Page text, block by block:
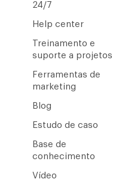
24/7
Help center
Treinamento e
suporte a projetos
Ferramentas de
marketing
Blog
Estudo de caso
Base de
conhecimento
Vídeo